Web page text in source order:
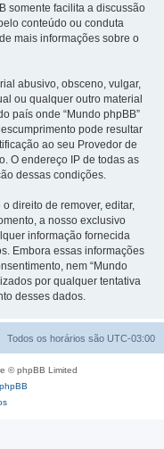
somente facilita a discussão
conteúdo ou conduta
mais informações sobre o
abusivo, obsceno, vulgar,
ou qualquer outro material
país onde “Mundo phpBB”
pode resultar
ao seu Provedor de
O endereço IP de todas as
dessas condições.
direito de remover, editar,
a nosso exclusivo
informação fornecida
Embora essas informações
nem “Mundo
por qualquer tentativa
desses dados.
Todos os horários são UTC-03:00
© phpBB Limited